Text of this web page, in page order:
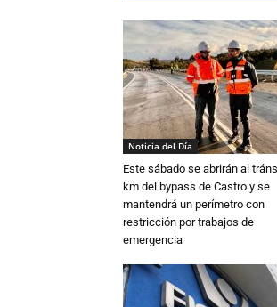
Noticia del Día
Este sábado se abrirán al
km del bypass de Castro y se
mantendrá un perímetro con
restricción por trabajos de
emergencia